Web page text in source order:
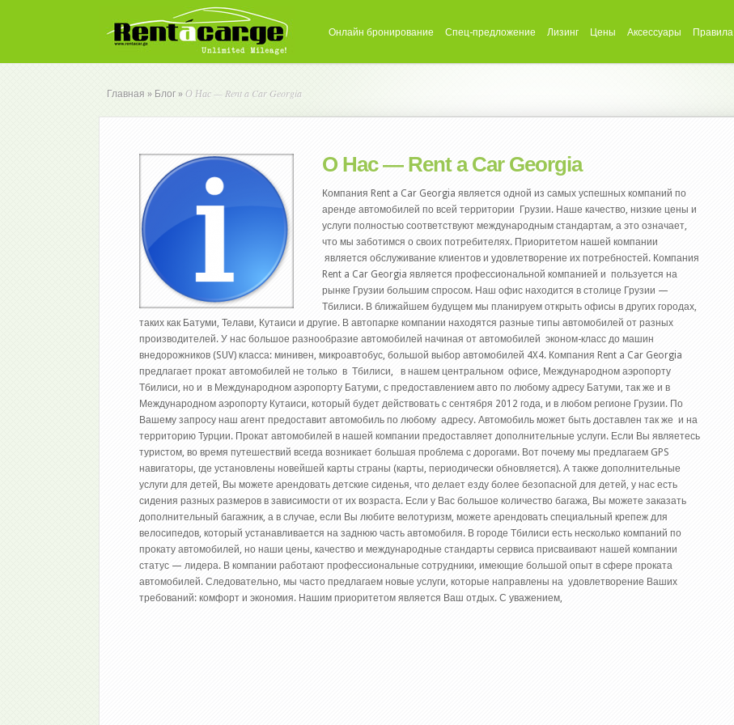
Онлайн бронирование Спец-предложение Лизинг Цены Аксессуары Правила
Главная » Блог » О Нас — Rent a Car Georgia
О Нас — Rent a Car Georgia
Компания Rent a Car Georgia является одной из самых успешных компаний по
аренде автомобилей по всей территории Грузии. Наше качество, низкие цены и
услуги полностью соответствуют международным стандартам, а это означает,
что мы заботимся о своих потребителях. Приоритетом нашей компании
является обслуживание клиентов и удовлетворение их потребностей. Компания
Rent a Car Georgia является профессиональной компанией и пользуется на
рынке Грузии большим спросом. Наш офис находится в столице Грузии —
Тбилиси. В ближайшем будущем мы планируем открыть офисы в других городах,
таких как Батуми, Телави, Кутаиси и другие. В автопарке компании находятся разные типы автомобилей от разных
производителей. У нас большое разнообразие автомобилей начиная от автомобилей эконом-класс до машин
внедорожников (SUV) класса: минивен, микроавтобус, большой выбор автомобилей 4X4. Компания Rent a Car Georgia
предлагает прокат автомобилей не только в Тбилиси, в нашем центральном офисе, Международном аэропорту
Тбилиси, но и в Международном аэропорту Батуми, с предоставлением авто по любому адресу Батуми, так же и в
Международном аэропорту Кутаиси, который будет действовать с сентября 2012 года, и в любом регионе Грузии. По
Вашему запросу наш агент предоставит автомобиль по любому адресу. Автомобиль может быть доставлен так же и на
территорию Турции. Прокат автомобилей в нашей компании предоставляет дополнительные услуги. Если Вы являетесь
туристом, во время путешествий всегда возникает большая проблема с дорогами. Вот почему мы предлагаем GPS
навигаторы, где установлены новейшей карты страны (карты, периодически обновляется). А также дополнительные
услуги для детей, Вы можете арендовать детские сиденья, что делает езду более безопасной для детей, у нас есть
сидения разных размеров в зависимости от их возраста. Если у Вас большое количество багажа, Вы можете заказать
дополнительный багажник, а в случае, если Вы любите велотуризм, можете арендовать специальный крепеж для
велосипедов, который устанавливается на заднюю часть автомобиля. В городе Тбилиси есть несколько компаний по
прокату автомобилей, но наши цены, качество и международные стандарты сервиса присваивают нашей компании
статус — лидера. В компании работают профессиональные сотрудники, имеющие большой опыт в сфере проката
автомобилей. Следовательно, мы часто предлагаем новые услуги, которые направлены на удовлетворение Ваших
требований: комфорт и экономия. Нашим приоритетом является Ваш отдых. С уважением,